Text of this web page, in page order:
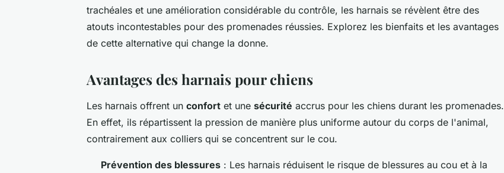
trachéales et une amélioration considérable du contrôle, les harnais se révèlent être des
atouts incontestables pour des promenades réussies. Explorez les bienfaits et les avantages
de cette alternative qui change la donne.
Avantages des harnais pour chiens
Les harnais offrent un confort et une sécurité accrus pour les chiens durant les promenades.
En effet, ils répartissent la pression de manière plus uniforme autour du corps de l'animal,
contrairement aux colliers qui se concentrent sur le cou.
Prévention des blessures : Les harnais réduisent le risque de blessures au cou et à la